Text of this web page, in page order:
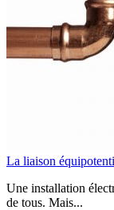
La liaison
Une installation
de tous. Mais...